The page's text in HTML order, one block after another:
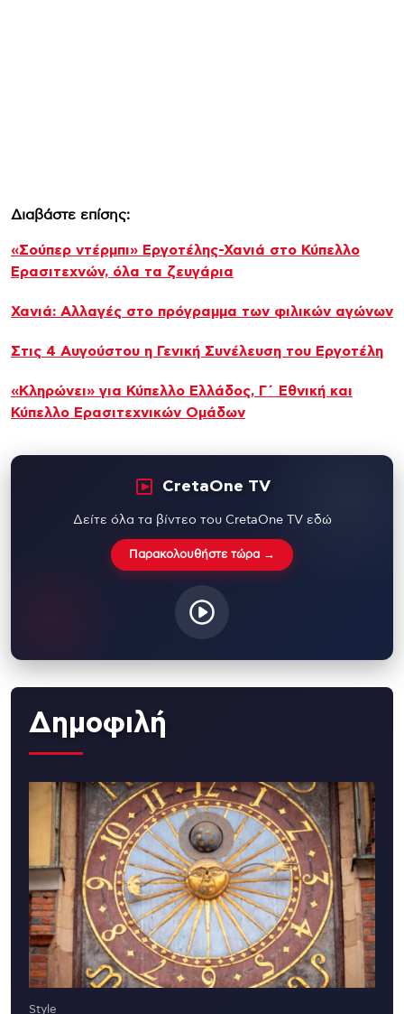
Διαβάστε επίσης:
«Σούπερ ντέρμπι» Εργοτέλης-Χανιά στο Κύπελλο
Ερασιτεχνών, όλα τα ζευγάρια
Χανιά: Αλλαγές στο πρόγραμμα των φιλικών αγώνων
Στις 4 Αυγούστου η Γενική Συνέλευση του Εργοτέλη
«Κληρώνει» για Κύπελλο Ελλάδος, Γ΄ Εθνική και
Κύπελλο Ερασιτεχνικών Ομάδων
CretaOne TV
Δείτε όλα τα βίντεο του CretaOne TV εδώ
Παρακολουθήστε τώρα →
Δημοφιλή
Style